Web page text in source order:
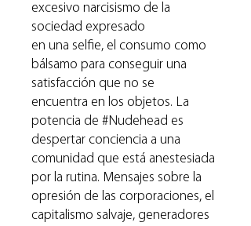
excesivo narcisismo de la
sociedad expresado
en una selfie, el consumo como
bálsamo para conseguir una
satisfacción que no se
encuentra en los objetos. La
potencia de #Nudehead es
despertar conciencia a una
comunidad que está anestesiada
por la rutina. Mensajes sobre la
opresión de las corporaciones, el
capitalismo salvaje, generadores